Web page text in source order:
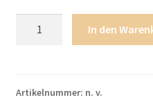
Heimtrikot
In den
Artikelnummer: n. v.